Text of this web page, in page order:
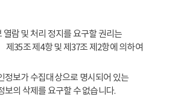
람 및 처리 정지를 요구할 권리는
제35조 제4항 및 제37조 제2항에 의하여
보가 수집대상으로 명시되어 있는
보의 삭제를 요구할 수 없습니다.